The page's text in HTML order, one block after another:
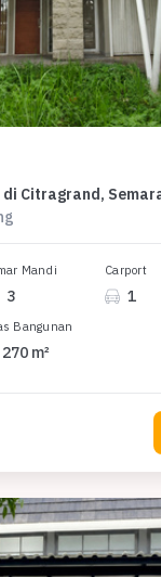
Citragrand,
Mandi
3
Carport
1
Bangunan
270 m²